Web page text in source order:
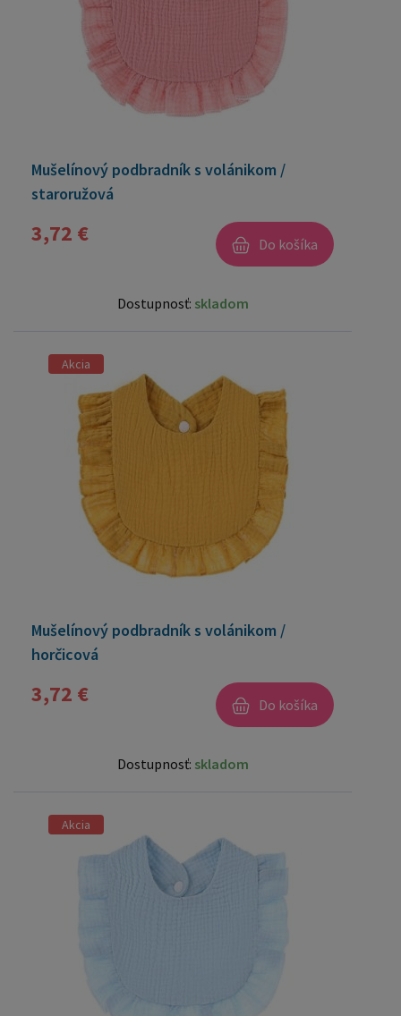
Mušelínový podbradník s volánikom /
staroružová
3,72 € Do košíka
Dostupnosť: skladom
Akcia
Mušelínový podbradník s volánikom /
horčicová
3,72 € Do košíka
Dostupnosť: skladom
Akcia